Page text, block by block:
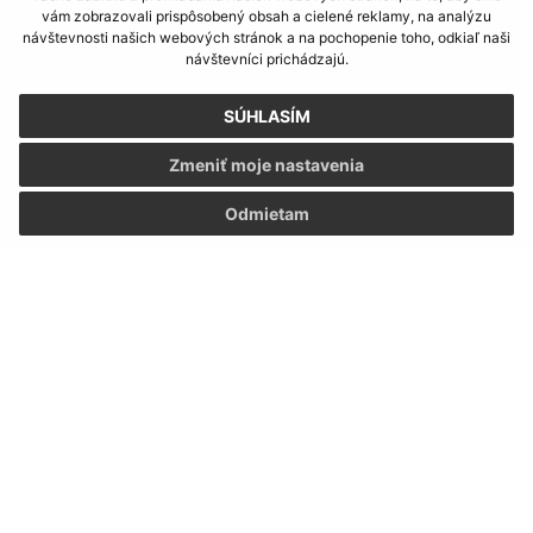
vám zobrazovali prispôsobený obsah a cielené reklamy, na analýzu
návštevnosti našich webových stránok a na pochopenie toho, odkiaľ naši
návštevníci prichádzajú.
SÚHLASÍM
Odmietam
Zmeniť moje nastavenia
Vyhlásenie o prístupnosti
Autorské práva
Ochrana osobných údajov
Navigácia:
Vytlačiť aktuálnu stránku
Mapa stránok